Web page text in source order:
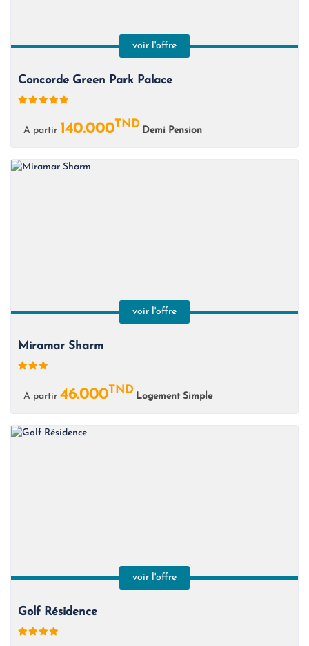
voir l'offre
Concorde Green Park Palace
A partir 140.000TND
Demi Pension
voir l'offre
Miramar Sharm
A partir 46.000TND
Logement Simple
voir l'offre
Golf Résidence